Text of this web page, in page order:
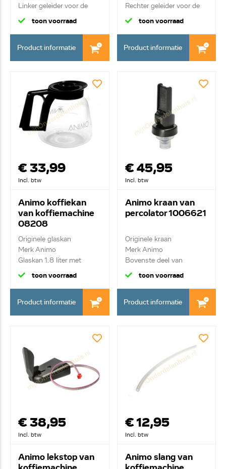
Linker geleider voor de
filt...
toon voorraad
Product informatie
Rechter geleider voor de
fil...
toon voorraad
Product informatie
€ 33,99
Incl. btw
Animo koffiekan
van koffiemachine
08208
Originele glaskan
Merk Animo
Glaskan 1.8 liter met
deksel ...
toon voorraad
Product informatie
€ 45,95
Incl. btw
Animo kraan van
percolator 1006621
Originele kraan
Merk Animo
Bovenste deel van
tapkraan
toon voorraad
Product informatie
€ 38,95
Incl. btw
Animo lekstop van
€ 12,95
Incl. btw
Animo slang van